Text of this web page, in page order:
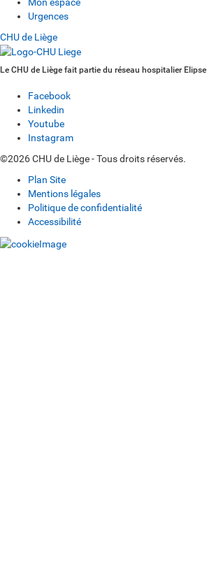
Urgences
CHU de Liège
Le CHU de Liège fait partie du réseau hospitalier Elipse
Facebook
Linkedin
Youtube
Instagram
©2026 CHU de Liège - Tous droits réservés.
Plan Site
Mentions légales
Politique de confidentialité
Accessibilité